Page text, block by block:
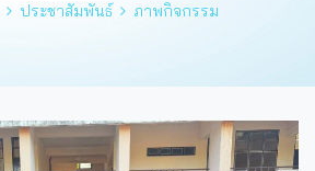
ประชาสัมพันธ์ ภาพกิจกรรม